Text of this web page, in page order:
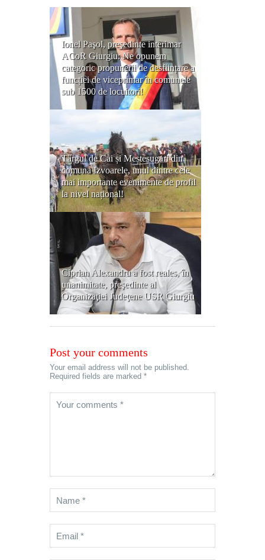
Ionel Paşol, preşedinte interimar
ACoR Giurgiu: Ne opunem
categoric propunerii de desființare a
funcției de viceprimar în comunele
sub 1500 de locuitori!
Târgul de Cai și Meșteșugari din
comuna Izvoarele, unul dintre cele
mai importante evenimente de profil
la nivel național!
Ciprian Alexandru a fost reales, în
unanimitate, preşedinte al
Organizaţiei Judeţene USR Giurgiu
Post your comments
Your email address will not be published.
Required fields are marked *